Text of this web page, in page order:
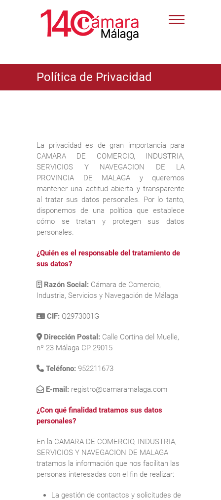
Política de Privacidad
La privacidad es de gran importancia para
CAMARA DE COMERCIO, INDUSTRIA,
SERVICIOS Y NAVEGACION DE LA
PROVINCIA DE MALAGA y queremos
mantener una actitud abierta y transparente
al tratar sus datos personales. Por lo tanto,
disponemos de una política que establece
cómo se tratan y protegen sus datos
personales.
¿Quién es el responsable del tratamiento de
sus datos?
Razón Social: Cámara de Comercio,
Industria, Servicios y Navegación de Málaga
CIF: Q2973001G
Dirección Postal: Calle Cortina del Muelle,
nº 23 Málaga CP 29015
Teléfono: 952211673
E-mail: registro@camaramalaga.com
¿Con qué finalidad tratamos sus datos
personales?
En la CAMARA DE COMERCIO, INDUSTRIA,
SERVICIOS Y NAVEGACION DE MALAGA
tratamos la información que nos facilitan las
personas interesadas con el fin de realizar:
La gestión de contactos y solicitudes de